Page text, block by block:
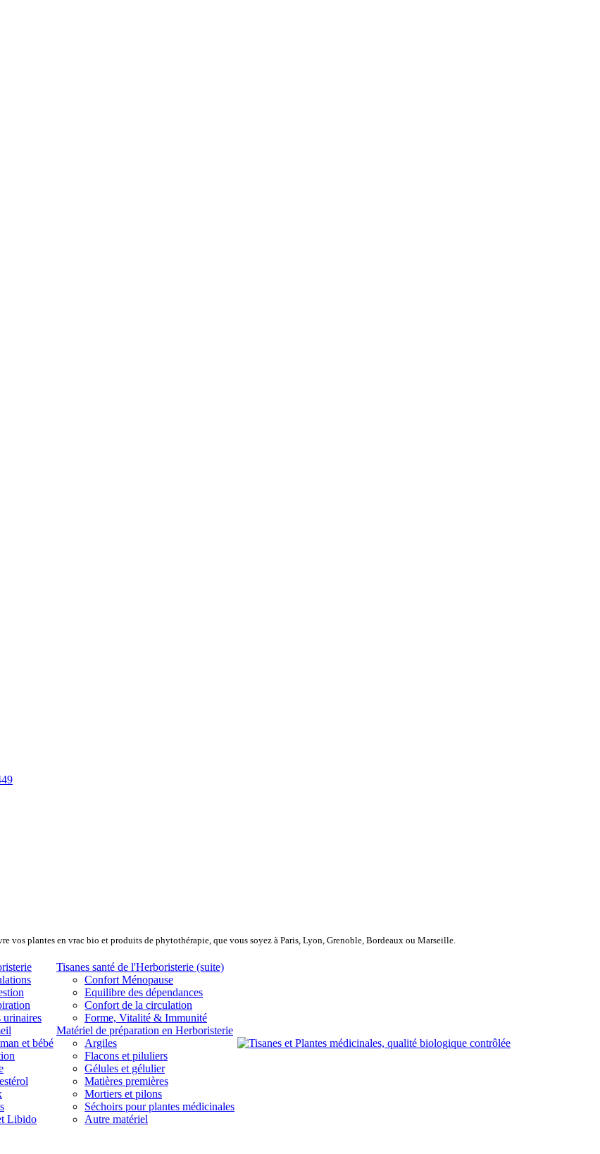
vos plantes en vrac bio et produits de phytothérapie, que vous soyez à Paris, Lyon, Grenoble, Bordeaux ou Marseille.
urinaires
et bébé
Libido
Tisanes santé de l'Herboristerie (suite)
Confort Ménopause
Equilibre des dépendances
Confort de la circulation
Forme, Vitalité & Immunité
Matériel de préparation en Herboristerie
Argiles
Flacons et piluliers
Gélules et gélulier
Matières premières
Mortiers et pilons
Séchoirs pour plantes médicinales
Autre matériel